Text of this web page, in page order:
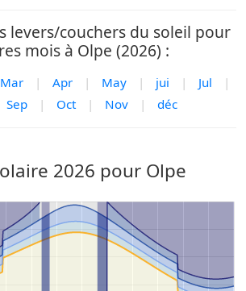
levers/couchers du soleil pour
mois à Olpe (2026) :
Mar | Apr | May | jui | Jul
|
Sep | Oct | Nov | déc
2026 pour Olpe